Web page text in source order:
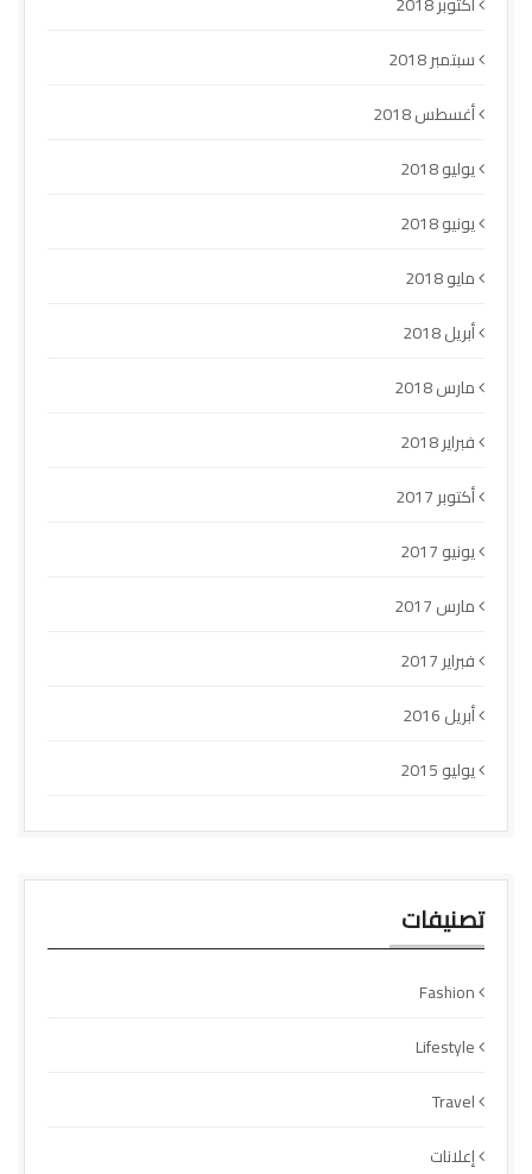
سبتمبر 2018
أغسطس 2018
يوليو 2018
يونيو 2018
مايو 2018
أبريل 2018
مارس 2018
فبراير 2018
أكتوبر 2017
يونيو 2017
مارس 2017
فبراير 2017
أبريل 2016
يوليو 2015
تصنيفات
Fashion
Lifestyle
Travel
إعلانات